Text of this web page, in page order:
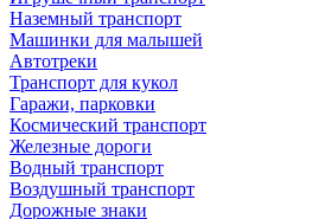
Наземный транспорт
Машинки для малышей
Автотреки
Транспорт для кукол
Гаражи, парковки
Космический транспорт
Железные дороги
Водный транспорт
Воздушный транспорт
Дорожные знаки